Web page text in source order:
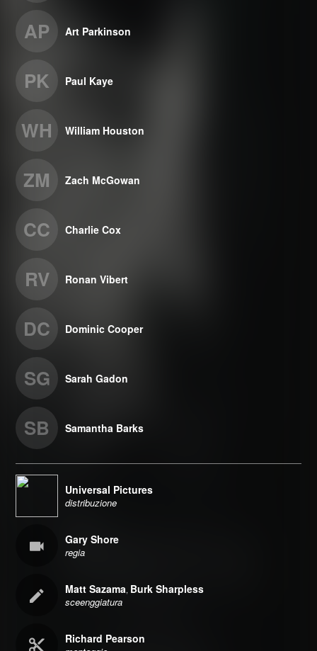
AP Art Parkinson
PK Paul Kaye
WH William Houston
ZM Zach McGowan
CC Charlie Cox
RV Ronan Vibert
DC Dominic Cooper
SG Sarah Gadon
SB Samantha Barks
Universal Pictures
distribuzione
Gary Shore
regia
Matt Sazama, Burk Sharpless
sceenggiatura
Richard Pearson